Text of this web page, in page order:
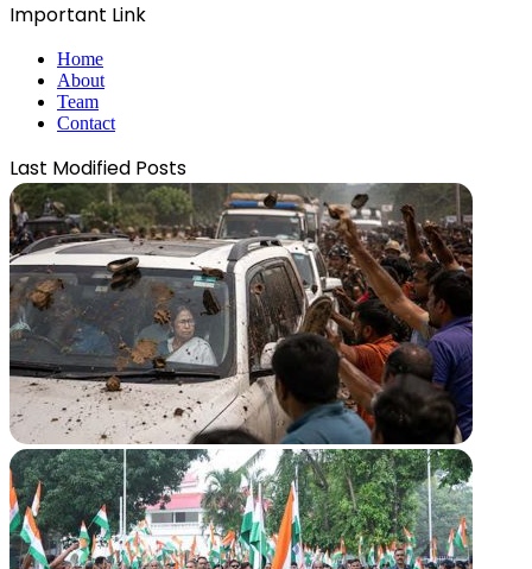
Important Link
Home
About
Team
Contact
Last Modified Posts